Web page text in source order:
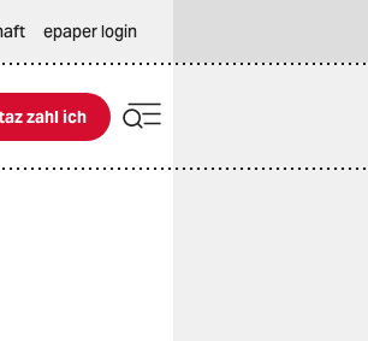
epaper login
ich
zahl ich